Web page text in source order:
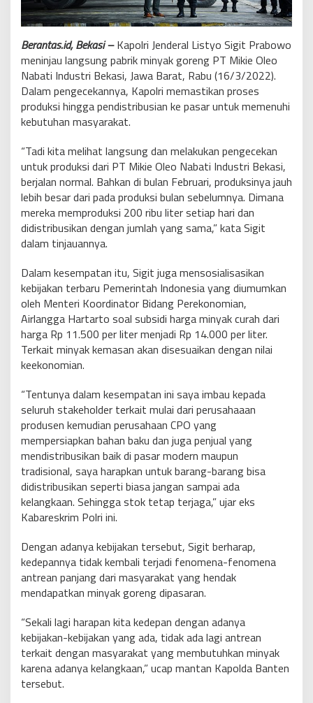
Berantas.id, Bekasi –Kapolri Jenderal Listyo Sigit Prabowo
meninjau langsung pabrik minyak goreng PT Mikie Oleo
Nabati Industri Bekasi, Jawa Barat, Rabu (16/3/2022).
Dalam pengecekannya, Kapolri memastikan proses
produksi hingga pendistribusian ke pasar untuk memenuhi
kebutuhan masyarakat.
“Tadi kita melihat langsung dan melakukan pengecekan
untuk produksi dari PT Mikie Oleo Nabati Industri Bekasi,
berjalan normal. Bahkan di bulan Februari, produksinya jauh
lebih besar dari pada produksi bulan sebelumnya. Dimana
mereka memproduksi 200 ribu liter setiap hari dan
didistribusikan dengan jumlah yang sama,” kata Sigit
dalam tinjauannya.
Dalam kesempatan itu, Sigit juga mensosialisasikan
kebijakan terbaru Pemerintah Indonesia yang diumumkan
oleh Menteri Koordinator Bidang Perekonomian,
Airlangga Hartarto soal subsidi harga minyak curah dari
harga Rp 11.500 per liter menjadi Rp 14.000 per liter.
Terkait minyak kemasan akan disesuaikan dengan nilai
keekonomian.
“Tentunya dalam kesempatan ini saya imbau kepada
seluruh stakeholder terkait mulai dari perusahaaan
produsen kemudian perusahaan CPO yang
mempersiapkan bahan baku dan juga penjual yang
mendistribusikan baik di pasar modern maupun
tradisional, saya harapkan untuk barang-barang bisa
didistribusikan seperti biasa jangan sampai ada
kelangkaan. Sehingga stok tetap terjaga,” ujar eks
Kabareskrim Polri ini.
Dengan adanya kebijakan tersebut, Sigit berharap,
kedepannya tidak kembali terjadi fenomena-fenomena
antrean panjang dari masyarakat yang hendak
mendapatkan minyak goreng dipasaran.
“Sekali lagi harapan kita kedepan dengan adanya
kebijakan-kebijakan yang ada, tidak ada lagi antrean
terkait dengan masyarakat yang membutuhkan minyak
karena adanya kelangkaan,” ucap mantan Kapolda Banten
tersebut.